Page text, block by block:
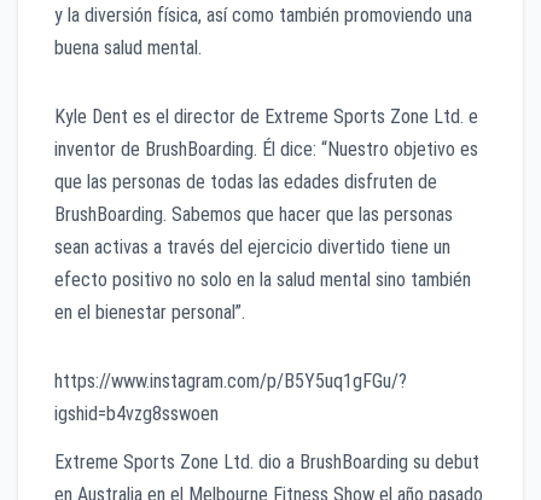
y la diversión física, así como también promoviendo una
buena salud mental.
Kyle Dent es el director de Extreme Sports Zone Ltd. e
inventor de BrushBoarding. Él dice: “Nuestro objetivo es
que las personas de todas las edades disfruten de
BrushBoarding. Sabemos que hacer que las personas
sean activas a través del ejercicio divertido tiene un
efecto positivo no solo en la salud mental sino también
en el bienestar personal”.
https://www.instagram.com/p/B5Y5uq1gFGu/?
igshid=b4vzg8sswoen
Extreme Sports Zone Ltd. dio a BrushBoarding su debut
en Australia en el Melbourne Fitness Show el año pasado